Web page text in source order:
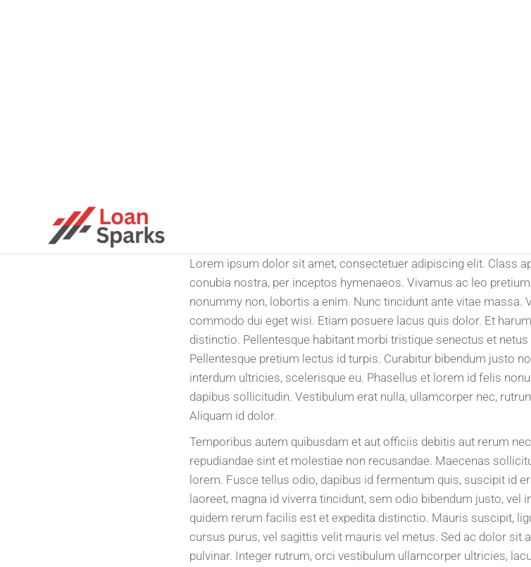
power
of
loans
with
insights
Lorem ipsum dolor sit amet, consectetuer adipiscing elit. Class
conubia nostra, per inceptos hymenaeos. Vivamus ac leo
nonummy non, lobortis a enim. Nunc tincidunt ante vitae massa.
commodo dui eget wisi. Etiam posuere lacus quis dolor. Et
distinctio. Pellentesque habitant morbi tristique senectus et
Pellentesque pretium lectus id turpis. Curabitur bibendum justo
interdum ultricies, scelerisque eu. Phasellus et lorem id felis
dapibus sollicitudin. Vestibulum erat nulla, ullamcorper nec,
Aliquam id dolor.
Temporibus autem quibusdam et aut officiis debitis aut rerum
repudiandae sint et molestiae non recusandae. Maecenas
lorem. Fusce tellus odio, dapibus id fermentum quis, suscipit id
laoreet, magna id viverra tincidunt, sem odio bibendum justo, vel
quidem rerum facilis est et expedita distinctio. Mauris suscipit,
cursus purus, vel sagittis velit mauris vel metus. Sed ac dolor sit
pulvinar. Integer rutrum, orci vestibulum ullamcorper ultricies,